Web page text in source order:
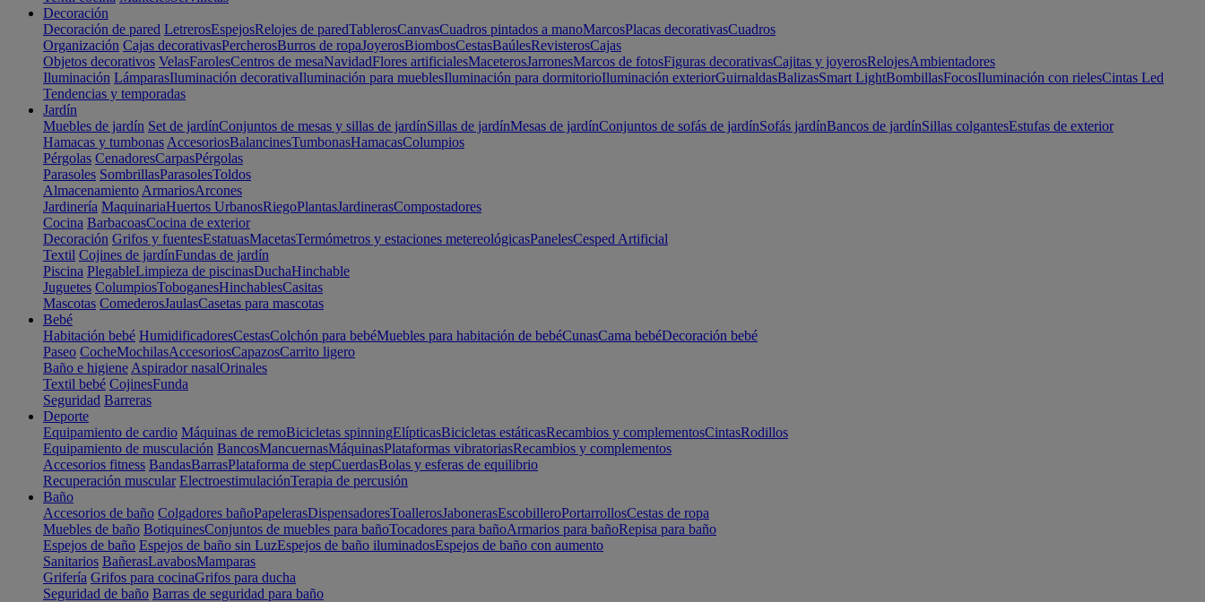
Decoración
Decoración de pared LetrerosEspejosRelojes de paredTablerosCanvasCuadros pintados a manoMarcosPlacas decorativasCuadros
Organización Cajas decorativasPercherosBurros de ropaJoyerosBiombosCestasBaúlesRevisterosCajas
Objetos decorativos VelasFarolesCentros de mesaNavidadFlores artificialesMaceterosJarronesMarcos de fotosFiguras decorativasCajitas y joyerosRelojesAmbientadores
Iluminación LámparasIluminación decorativaIluminación para mueblesIluminación para dormitorioIluminación exteriorGuirnaldasBalizasSmart LightBombillasFocosIluminación con rielesCintas Led
Tendencias y temporadas
Jardín
Muebles de jardín Set de jardínConjuntos de mesas y sillas de jardínSillas de jardínMesas de jardínConjuntos de sofás de jardínSofás jardínBancos de jardínSillas colgantesEstufas de exterior
Hamacas y tumbonas AccesoriosBalancinesTumbonasHamacasColumpios
Pérgolas CenadoresCarpasPérgolas
Parasoles SombrillasParasolesToldos
Almacenamiento ArmariosArcones
Jardinería MaquinariaHuertos UrbanosRiegoPlantasJardinerasCompostadores
Cocina BarbacoasCocina de exterior
Decoración Grifos y fuentesEstatuasMacetasTermómetros y estaciones metereológicasPanelesCesped Artificial
Textil Cojines de jardínFundas de jardín
Piscina PlegableLimpieza de piscinasDuchaHinchable
Juguetes ColumpiosToboganesHinchablesCasitas
Mascotas ComederosJaulasCasetas para mascotas
Bebé
Habitación bebé HumidificadoresCestasColchón para bebéMuebles para habitación de bebéCunasCama bebéDecoración bebé
Paseo CocheMochilasAccesoriosCapazosCarrito ligero
Baño e higiene Aspirador nasalOrinales
Textil bebé CojinesFunda
Seguridad Barreras
Deporte
Equipamiento de cardio Máquinas de remoBicicletas spinningElípticasBicicletas estáticasRecambios y complementosCintasRodillos
Equipamiento de musculación BancosMancuernasMáquinasPlataformas vibratoriasRecambios y complementos
Accesorios fitness BandasBarrasPlataforma de stepCuerdasBolas y esferas de equilibrio
Recuperación muscular ElectroestimulaciónTerapia de percusión
Baño
Accesorios de baño Colgadores bañoPapelerasDispensadoresToallerosJabonerasEscobilleroPortarrollosCestas de ropa
Muebles de baño BotiquinesConjuntos de muebles para bañoTocadores para bañoArmarios para bañoRepisa para baño
Espejos de baño Espejos de baño sin LuzEspejos de baño iluminadosEspejos de baño con aumento
Sanitarios BañerasLavabosMamparas
Grifería Grifos para cocinaGrifos para ducha
Seguridad de baño Barras de seguridad para baño